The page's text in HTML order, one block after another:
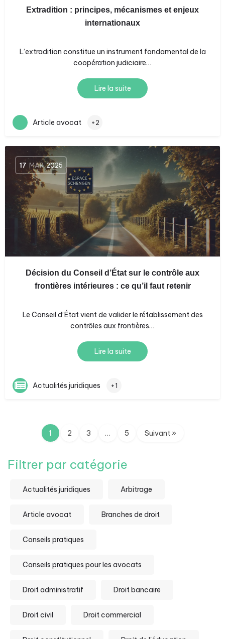
Extradition : principes, mécanismes et enjeux
internationaux
L’extradition constitue un instrument fondamental de la
coopération judiciaire…
Lire la suite
Article avocat +2
17 MAR 2025
Décision du Conseil d’État sur le contrôle aux
frontières intérieures : ce qu’il faut retenir
Le Conseil d’État vient de valider le rétablissement des
contrôles aux frontières…
Lire la suite
Actualités juridiques +1
1 2 3 … 5 Suivant »
Filtrer par catégorie
Actualités juridiques Arbitrage
Article avocat Branches de droit
Conseils pratiques
Conseils pratiques pour les avocats
Droit administratif Droit bancaire
Droit civil Droit commercial